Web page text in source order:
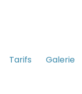
Tarifs
Galerie